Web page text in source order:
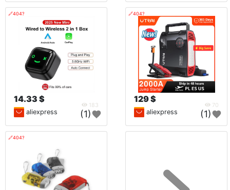
🔗404?
14.33 $
183
aliexpress (1)
🔗404?
129 $
70
aliexpress (1)
🔗404?